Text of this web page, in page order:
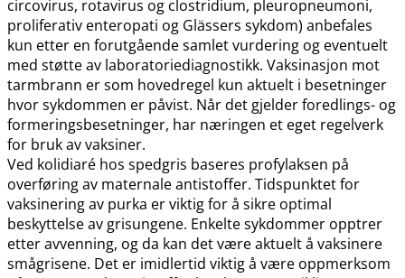
circovirus, rotavirus og clostridium, pleuropneumoni,
proliferativ enteropati og Glässers sykdom) anbefales
kun etter en forutgående samlet vurdering og eventuelt
med støtte av laboratoriediagnostikk. Vaksinasjon mot
tarmbrann er som hovedregel kun aktuelt i besetninger
hvor sykdommen er påvist. Når det gjelder foredlings- og
formeringsbesetninger, har næringen et eget regelverk
for bruk av vaksiner.
Ved kolidiaré hos spedgris baseres profylaksen på
overføring av maternale antistoffer. Tidspunktet for
vaksinering av purka er viktig for å sikre optimal
beskyttelse av grisungene. Enkelte sykdommer opptrer
etter avvenning, og da kan det være aktuelt å vaksinere
smågrisene. Det er imidlertid viktig å være oppmerksom